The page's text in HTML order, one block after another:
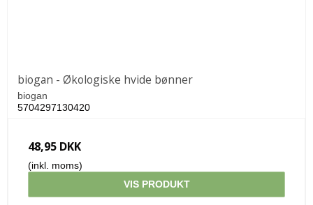
biogan - Økologiske hvide bønner
biogan
5704297130420
48,95 DKK
(inkl. moms)
VIS PRODUKT